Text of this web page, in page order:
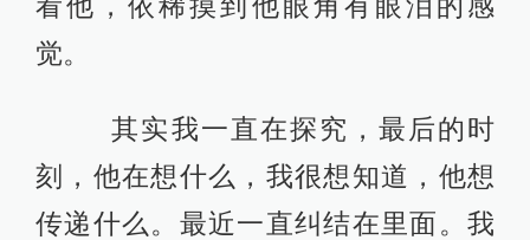
觉。
其实我一直在探究，最后的时
刻，他在想什么，我很想知道，他想
传递什么。最近一直纠结在里面。我